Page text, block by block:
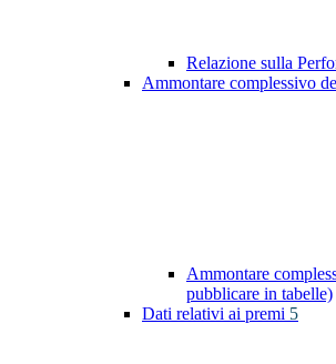
Relazione sulla
Ammontare complessivo
Ammontare
pubblicare in tabelle)
Dati relativi ai premi 5